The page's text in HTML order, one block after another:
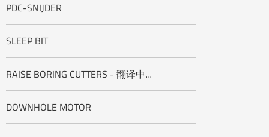
PDC-SNIJDER
SLEEP BIT
RAISE BORING CUTTERS - 翻译中...
DOWNHOLE MOTOR